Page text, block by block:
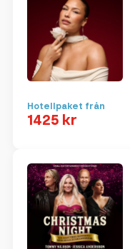
Hotellpaket från
1425 kr